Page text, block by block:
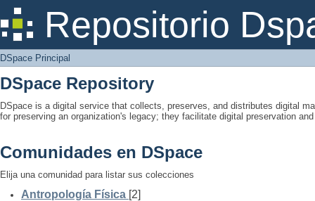
Repositorio
DSpace Principal
DSpace Principal
DSpace Repository
DSpace is a digital service that collects, preserves, and distributes digital
for preserving an organization's legacy; they facilitate digital preservation
Comunidades en DSpace
Elija una comunidad para listar sus colecciones
Antropología Física [2]